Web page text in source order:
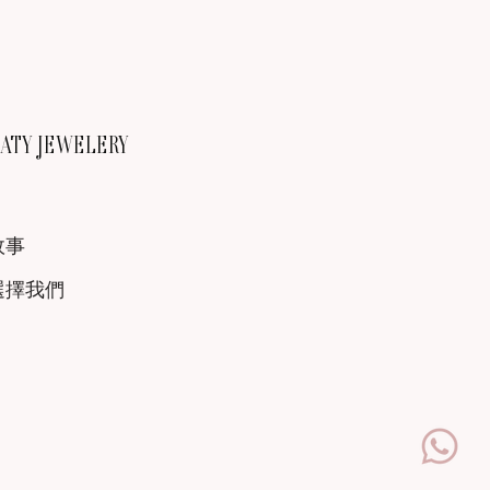
JEWELERY
事
擇我們